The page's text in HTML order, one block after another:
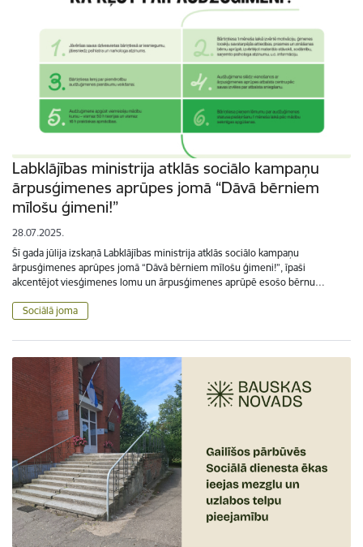
Labklājības ministrija atklās sociālo kampaņu
ārpusģimenes aprūpes jomā “Dāvā bērniem
mīlošu ģimeni!”
28.07.2025.
Šī gada jūlija izskaņā Labklājības ministrija atklās sociālo kampaņu
ārpusģimenes aprūpes jomā “Dāvā bērniem mīlošu ģimeni!”, īpaši
akcentējot viesģimenes lomu un ārpusģimenes aprūpē esošo bērnu…
Sociālā joma